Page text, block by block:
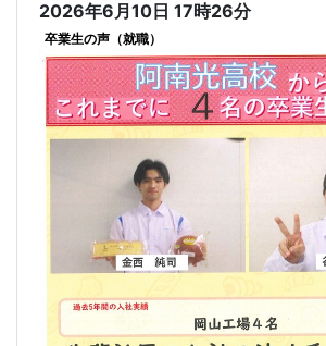
2026年6月10日 17時26分
卒業生の声（就職）